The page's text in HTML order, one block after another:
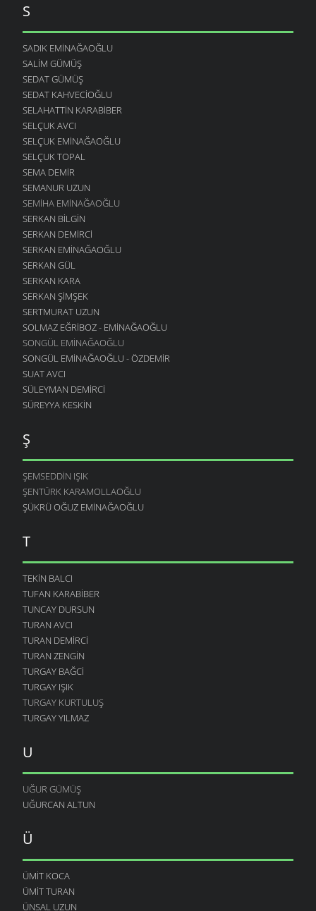
S
SADIK EMINAĞAOĞLU
SALIM GÜMÜŞ
SEDAT GÜMÜŞ
SEDAT KAHVECIOĞLU
SELAHATTIN KARABIBER
SELÇUK AVCI
SELÇUK EMINAĞAOĞLU
SELÇUK TOPAL
SEMA DEMIR
SEMANUR UZUN
SEMIHA EMINAĞAOĞLU
SERKAN BILGIN
SERKAN DEMIRCI
SERKAN EMINAĞAOĞLU
SERKAN GÜL
SERKAN KARA
SERKAN ŞIMŞEK
SERTMURAT UZUN
SOLMAZ EĞRIBOZ - EMINAĞAOĞLU
SONGÜL EMINAĞAOĞLU
SONGÜL EMINAĞAOĞLU - ÖZDEMIR
SUAT AVCI
SÜLEYMAN DEMIRCI
SÜREYYA KESKIN
Ş
ŞEMSEDDIN IŞIK
ŞENTÜRK KARAMOLLAOĞLU
ŞÜKRÜ OĞUZ EMINAĞAOĞLU
T
TEKIN BALCI
TUFAN KARABIBER
TUNCAY DURSUN
TURAN AVCI
TURAN DEMIRCI
TURAN ZENGIN
TURGAY BAĞCI
TURGAY IŞIK
TURGAY KURTULUŞ
TURGAY YILMAZ
U
UĞUR GÜMÜŞ
UĞURCAN ALTUN
Ü
ÜMIT KOCA
ÜMIT TURAN
ÜNSAL UZUN